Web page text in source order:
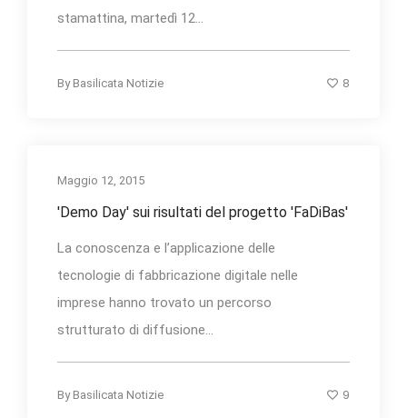
stamattina, martedì 12...
By Basilicata Notizie 8
Maggio 12, 2015
'Demo Day' sui risultati del progetto 'FaDiBas'
La conoscenza e l’applicazione delle
tecnologie di fabbricazione digitale nelle
imprese hanno trovato un percorso
strutturato di diffusione...
By Basilicata Notizie 9